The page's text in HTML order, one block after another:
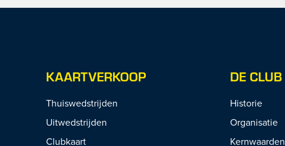
KAARTVERKOOP
Thuiswedstrijden
Uitwedstrijden
Clubkaart
DE CLUB
Historie
Organisatie
Kernwaarden